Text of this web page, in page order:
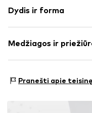
Su juostele / virvele
Pečius
Prisiūtos kišenės
Plonas pamušalas
Dydis ir forma
Medžiagos ir
Pamušalas: 100%
Pranešti apie